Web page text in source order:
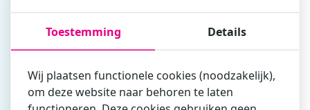
Toestemming Details
Wij plaatsen functionele cookies (noodzakelijk),
om deze website naar behoren te laten